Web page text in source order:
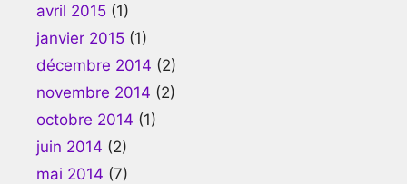
avril 2015 (1)
janvier 2015 (1)
décembre 2014 (2)
novembre 2014 (2)
octobre 2014 (1)
juin 2014 (2)
mai 2014 (7)